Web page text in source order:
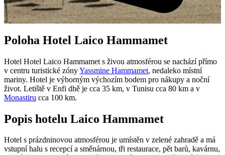
Poloha Hotel Laico Hammamet
Hotel Hotel Laico Hammamet s živou atmosférou se nachází přímo
v centru turistické zónyYassmine Hammamet, nedaleko místní
mariny. Hotel je výborným výchozím bodem pro nákupy a noční
život. Letiště v Enfi dhě je cca 35 km, v Tunisu cca 80 km a v
Monastiru cca 100 km.
Popis hotelu Laico Hammamet
Hotel s prázdninovou atmosférou je umístěn v zelené zahradě a má
vstupní halu s recepcí a směnárnou, tři restaurace, pět barů, kavárnu,